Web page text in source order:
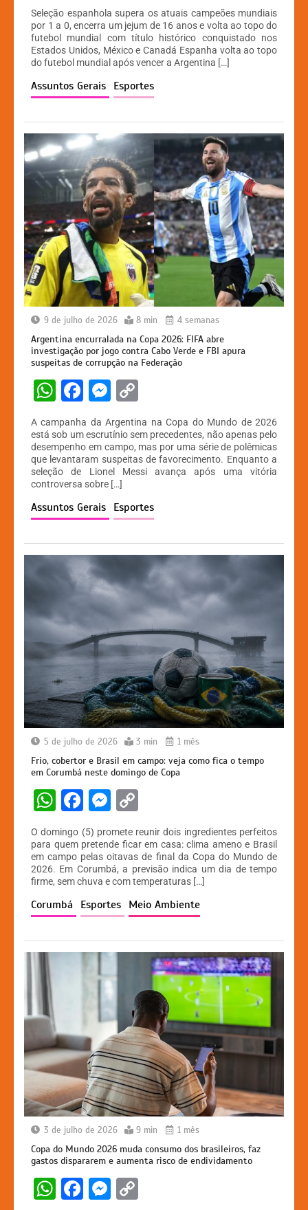
at
s
A
p
c
e
b
o
k
s
s
e
n
er
p
y
Li
n
Seleção espanhola supera os atuais campeões mundiais
por 1 a 0, encerra um jejum de 16 anos e volta ao topo do
futebol mundial com título histórico conquistado nos
Estados Unidos, México e Canadá Espanha volta ao topo
do futebol mundial após vencer a Argentina […]
Assuntos Gerais Esportes
9 de julho de 2026 8 min 4 semanas
Argentina encurralada na Copa 2026: FIFA abre
investigação por jogo contra Cabo Verde e FBI apura
suspeitas de corrupção na Federação
W
at
s
A
p
p
F
a
c
e
b
o
o
k
M
s
s
e
n
g
er
p
y
Li
n
k
A campanha da Argentina na Copa do Mundo de 2026
está sob um escrutínio sem precedentes, não apenas pelo
desempenho em campo, mas por uma série de polêmicas
que levantaram suspeitas de favorecimento. Enquanto a
seleção de Lionel Messi avança após uma vitória
controversa sobre […]
Assuntos Gerais Esportes
5 de julho de 2026 3 min 1 mês
Frio, cobertor e Brasil em campo: veja como fica o tempo
em Corumbá neste domingo de Copa
W
h
at
s
A
p
F
a
c
e
b
o
k
M
s
s
e
n
er
p
y
Li
n
O domingo (5) promete reunir dois ingredientes perfeitos
para quem pretende ficar em casa: clima ameno e Brasil
em campo pelas oitavas de final da Copa do Mundo de
2026. Em Corumbá, a previsão indica um dia de tempo
firme, sem chuva e com temperaturas […]
Corumbá Esportes Meio Ambiente
3 de julho de 2026 9 min 1 mês
Copa do Mundo 2026 muda consumo dos brasileiros, faz
gastos dispararem e aumenta risco de endividamento
W F
M